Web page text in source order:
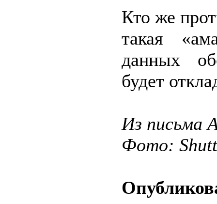
Кто же
такая
данных
будет
Из письма
Фото: